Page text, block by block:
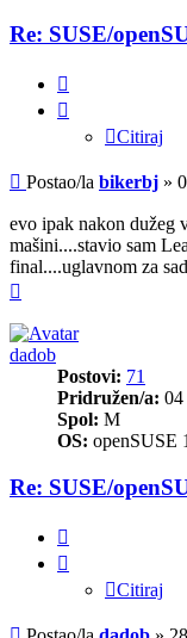
Re: SUSE/
Citiraj
Post
Postao/la bikerbj »
evo ipak nakon dužeg
mašini....stavio sam
final....uglavnom za
dadob
Postovi: 71
Pridružen/a: 04
Spol: M
OS: openSUSE
Re: SUSE/
Citiraj
Post